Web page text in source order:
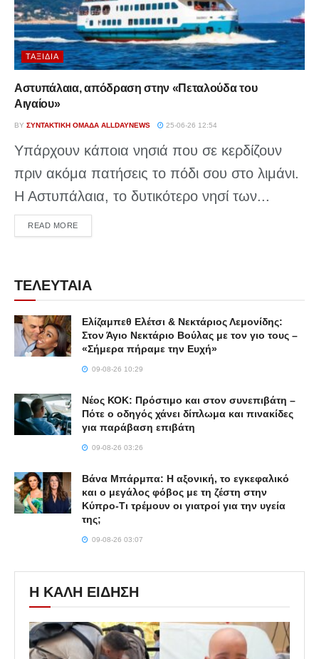
ΤΑΞΊΔΙΑ
Αστυπάλαια, απόδραση στην «Πεταλούδα του
Αιγαίου»
BY ΣΥΝΤΑΚΤΙΚΉ ΟΜΆΔΑ ALLDAYNEWS 25-06-26 12:54
Υπάρχουν κάποια νησιά που σε κερδίζουν
πριν ακόμα πατήσεις το πόδι σου στο λιμάνι.
Η Αστυπάλαια, το δυτικότερο νησί των...
READ MOREDETAILS
ΤΕΛΕΥΤΑΙΑ
Ελίζαμπεθ Ελέτσι & Νεκτάριος Λεμονίδης:
Στον Άγιο Νεκτάριο Βούλας με τον γιο τους –
«Σήμερα πήραμε την Ευχή»
09-08-26 10:29
Νέος ΚΟΚ: Πρόστιμο και στον συνεπιβάτη –
Πότε ο οδηγός χάνει δίπλωμα και πινακίδες
για παράβαση επιβάτη
09-08-26 03:26
Βάνα Μπάρμπα: Η αξονική, το εγκεφαλικό
και ο μεγάλος φόβος με τη ζέστη στην
Κύπρο-Τι τρέμουν οι γιατροί για την υγεία
της;
09-08-26 03:07
Η ΚΑΛΗ ΕΙΔΗΣΗ